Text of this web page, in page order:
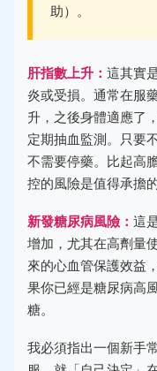
助）。
肝指數上升： 這其實
炎或受損。通常在服
升，之後身體適應了
定期抽血監測。只要
不需要停藥。比起高
控的風險是值得承擔的
新發糖尿病風險： 這
增加，尤其在高劑量
來的心血管保護效益
果你已經是糖尿病高
糖。
我必須指出一個新手